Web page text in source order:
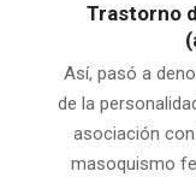
Trastorno
Así, pasó a
de la
asociación
masoquismo